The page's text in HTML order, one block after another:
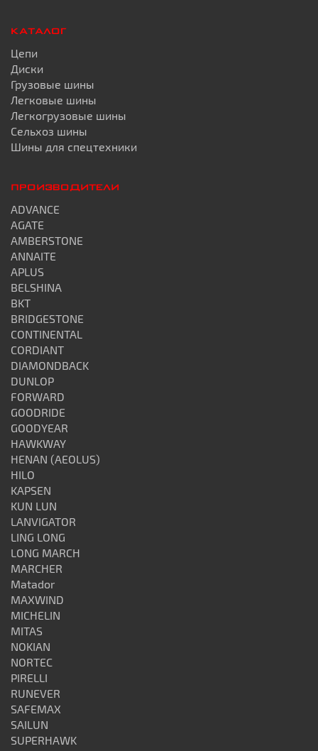
Мы организовали слаженную работу надёжной
Мы ...
КАТАЛОГ
Цепи
Диски
Грузовые шины
Легковые шины
Легкогрузовые шины
Сельхоз шины
Шины для спецтехники
ПРОИЗВОДИТЕЛИ
ADVANCE
AGATE
AMBERSTONE
ANNAITE
APLUS
BELSHINA
BKT
BRIDGESTONE
CONTINENTAL
CORDIANT
DIAMONDBACK
DUNLOP
FORWARD
GOODRIDE
GOODYEAR
HAWKWAY
HENAN (AEOLUS)
HILO
KAPSEN
KUN LUN
LANVIGATOR
LING LONG
LONG MARCH
MARCHER
Matador
MAXWIND
MICHELIN
MITAS
NOKIAN
NORTEC
PIRELLI
RUNEVER
SAFEMAX
SAILUN
SUPERHAWK